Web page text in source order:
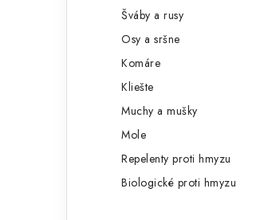
Šváby a rusy
Osy a sršne
Komáre
Kliešte
Muchy a mušky
Mole
Repelenty proti hmyzu
Biologické proti hmyzu